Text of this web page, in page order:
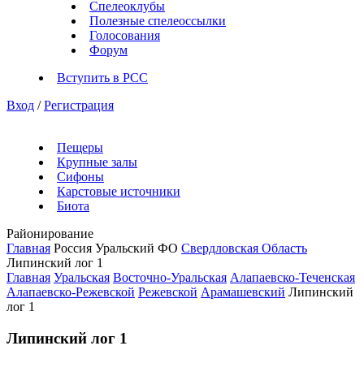
Спелеоклубы
Полезные спелеоссылки
Голосования
Форум
Вступить в РСС
Вход / Регистрация
Пещеры
Крупные залы
Сифоны
Карстовые источники
Биота
Районирование
Главная Россия Уральский ФО Свердловская Область
Липинский лог 1
Главная Уральская Восточно-Уральская Алапаевско-Теченская
Алапаевско-Режевской Режевской Арамашевский Липинский
лог 1
Липинский лог 1